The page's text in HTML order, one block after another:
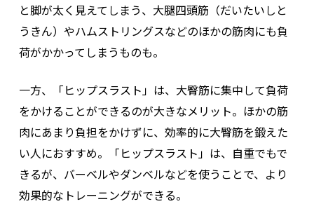
と脚が太く見えてしまう、大腿四頭筋（だいたいしと
うきん）やハムストリングスなどのほかの筋肉にも負
荷がかかってしまうものも。
一方、「ヒップスラスト」は、大臀筋に集中して負荷
をかけることができるのが大きなメリット。ほかの筋
肉にあまり負担をかけずに、効率的に大臀筋を鍛えた
い人におすすめ。「ヒップスラスト」は、自重でもで
きるが、バーベルやダンベルなどを使うことで、より
効果的なトレーニングができる。